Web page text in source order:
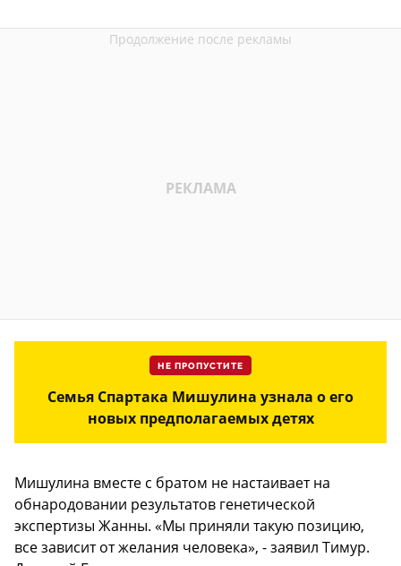
НЕ ПРОПУСТИТЕ
Семья Спартака Мишулина узнала о его
новых предполагаемых детях
Мишулина вместе с братом не настаивает на
обнародовании результатов генетической
экспертизы Жанны. «Мы приняли такую позицию,
все зависит от желания человека», - заявил Тимур.